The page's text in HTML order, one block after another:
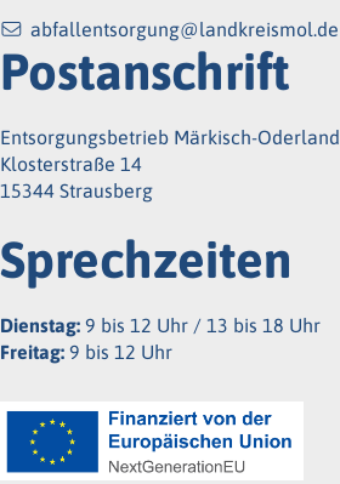
abfallentsorgung@landkreismol.de
Postanschrift
Entsorgungsbetrieb Märkisch-Oderland
Klosterstraße 14
15344 Strausberg
Sprechzeiten
Dienstag: 9 bis 12 Uhr / 13 bis 18 Uhr
Freitag: 9 bis 12 Uhr